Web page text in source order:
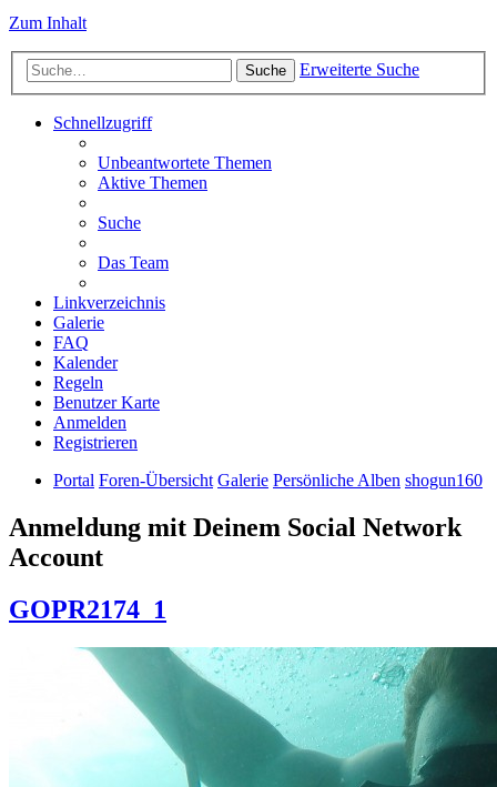
Zum Inhalt
Suche Erweiterte Suche
Schnellzugriff
Unbeantwortete Themen
Aktive Themen
Suche
Das Team
Linkverzeichnis
Galerie
FAQ
Kalender
Regeln
Benutzer Karte
Anmelden
Registrieren
Portal Foren-Übersicht Galerie Persönliche Alben shogun160
Anmeldung mit Deinem Social Network
Account
GOPR2174_1